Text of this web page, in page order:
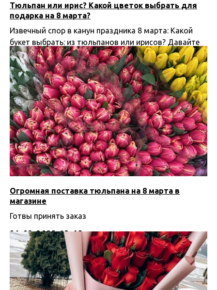
Тюльпан или ирис? Какой цветок выбрать для
подарка на 8 марта?
Извечный спор в канун праздника 8 марта: Какой
букет выбрать: из тюльпанов или ирисов? Давайте
разберемся в этой статье
02.03.2025 13:00
Огромная поставка тюльпана на 8 марта в
магазине
Готвы принять заказ
01.03.2025 13:49